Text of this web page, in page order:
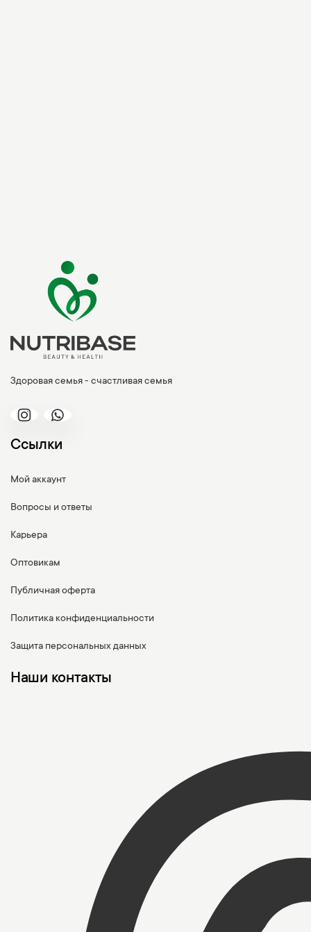
Здоровая семья - счастливая семья
Ссылки
Мой аккаунт
Вопросы и ответы
Карьера
Оптовикам
Публичная оферта
Политика конфиденциальности
Защита персональных данных
Наши контакты